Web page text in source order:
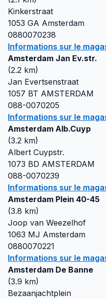
Kinkerstraat
1053 GA Amsterdam
0880070238
Informations sur le
Amsterdam Jan Ev.str.
(2.2 km)
Jan Evertsenstraat
1057 BT AMSTERDAM
088-0070205
Informations sur le
Amsterdam Alb.Cuyp
(3.2 km)
Albert Cuypstr.
1073 BD AMSTERDAM
088-0070239
Informations sur le
Amsterdam Plein 40-45
(3.8 km)
Joop van Weezelhof
1063 MJ Amsterdam
0880070221
Informations sur le
Amsterdam De Banne
(3.9 km)
Bezaanjachtplein